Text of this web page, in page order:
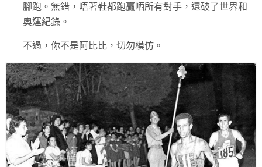
腳跑。無錯，唔著鞋都跑贏哂所有對手，還破了世界和
奧運紀錄。
不過，你不是阿比比，切勿模仿。